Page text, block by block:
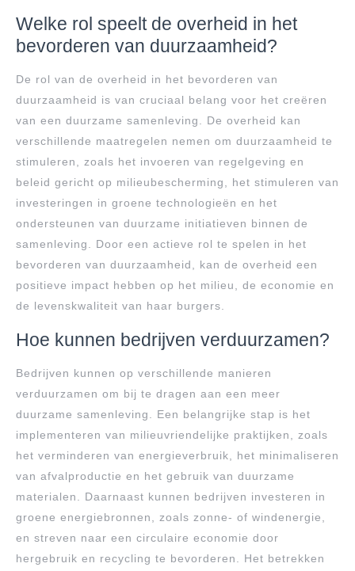
Welke rol speelt de overheid in het
bevorderen van duurzaamheid?
De rol van de overheid in het bevorderen van
duurzaamheid is van cruciaal belang voor het creëren
van een duurzame samenleving. De overheid kan
verschillende maatregelen nemen om duurzaamheid te
stimuleren, zoals het invoeren van regelgeving en
beleid gericht op milieubescherming, het stimuleren van
investeringen in groene technologieën en het
ondersteunen van duurzame initiatieven binnen de
samenleving. Door een actieve rol te spelen in het
bevorderen van duurzaamheid, kan de overheid een
positieve impact hebben op het milieu, de economie en
de levenskwaliteit van haar burgers.
Hoe kunnen bedrijven verduurzamen?
Bedrijven kunnen op verschillende manieren
verduurzamen om bij te dragen aan een meer
duurzame samenleving. Een belangrijke stap is het
implementeren van milieuvriendelijke praktijken, zoals
het verminderen van energieverbruik, het minimaliseren
van afvalproductie en het gebruik van duurzame
materialen. Daarnaast kunnen bedrijven investeren in
groene energiebronnen, zoals zonne- of windenergie,
en streven naar een circulaire economie door
hergebruik en recycling te bevorderen. Het betrekken